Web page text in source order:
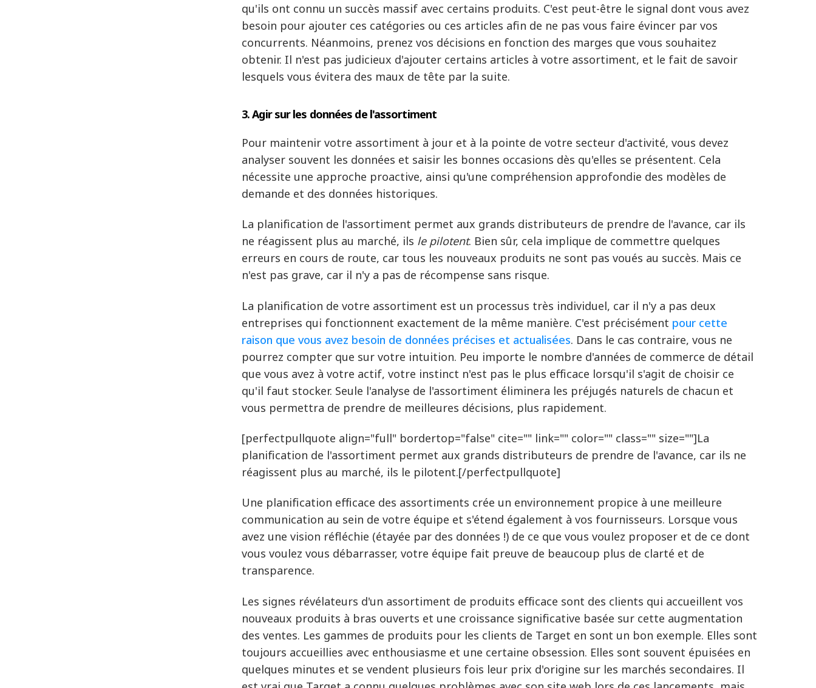
qu'ils ont connu un succès massif avec certains produits. C'est peut-être le signal dont vous avez
besoin pour ajouter ces catégories ou ces articles afin de ne pas vous faire évincer par vos
concurrents. Néanmoins, prenez vos décisions en fonction des marges que vous souhaitez
obtenir. Il n'est pas judicieux d'ajouter certains articles à votre assortiment, et le fait de savoir
lesquels vous évitera des maux de tête par la suite.
3. Agir sur les données de l'assortiment
Pour maintenir votre assortiment à jour et à la pointe de votre secteur d'activité, vous devez
analyser souvent les données et saisir les bonnes occasions dès qu'elles se présentent. Cela
nécessite une approche proactive, ainsi qu'une compréhension approfondie des modèles de
demande et des données historiques.
La planification de l'assortiment permet aux grands distributeurs de prendre de l'avance, car ils
ne réagissent plus au marché, ils le pilotent. Bien sûr, cela implique de commettre quelques
erreurs en cours de route, car tous les nouveaux produits ne sont pas voués au succès. Mais ce
n'est pas grave, car il n'y a pas de récompense sans risque.
La planification de votre assortiment est un processus très individuel, car il n'y a pas deux
entreprises qui fonctionnent exactement de la même manière. C'est précisément pour cette
raison que vous avez besoin de données précises et actualisées. Dans le cas contraire, vous ne
pourrez compter que sur votre intuition. Peu importe le nombre d'années de commerce de détail
que vous avez à votre actif, votre instinct n'est pas le plus efficace lorsqu'il s'agit de choisir ce
qu'il faut stocker. Seule l'analyse de l'assortiment éliminera les préjugés naturels de chacun et
vous permettra de prendre de meilleures décisions, plus rapidement.
[perfectpullquote align="full" bordertop="false" cite="" link="" color="" class="" size=""]La
planification de l'assortiment permet aux grands distributeurs de prendre de l'avance, car ils ne
réagissent plus au marché, ils le pilotent.[/perfectpullquote]
Une planification efficace des assortiments crée un environnement propice à une meilleure
communication au sein de votre équipe et s'étend également à vos fournisseurs. Lorsque vous
avez une vision réfléchie (étayée par des données !) de ce que vous voulez proposer et de ce dont
vous voulez vous débarrasser, votre équipe fait preuve de beaucoup plus de clarté et de
transparence.
Les signes révélateurs d'un assortiment de produits efficace sont des clients qui accueillent vos
nouveaux produits à bras ouverts et une croissance significative basée sur cette augmentation
des ventes. Les gammes de produits pour les clients de Target en sont un bon exemple. Elles sont
toujours accueillies avec enthousiasme et une certaine obsession. Elles sont souvent épuisées en
quelques minutes et se vendent plusieurs fois leur prix d'origine sur les marchés secondaires. Il